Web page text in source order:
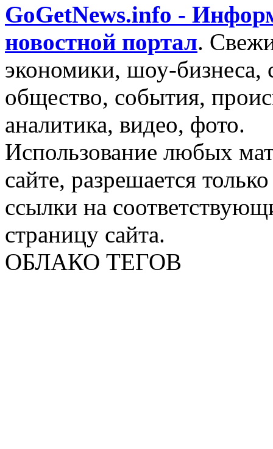
GoGetNews.info -
новостной портал.
экономики, шоу-бизнеса,
общество, события,
аналитика, видео, фото.
Использование любых
сайте, разрешается
ссылки на
страницу сайта.
ОБЛАКО ТЕГОВ